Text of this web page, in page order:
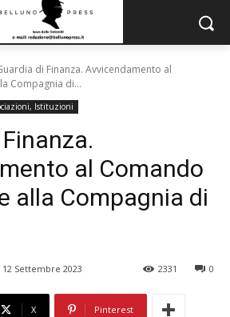
di Finanza. Avvicendamento al
Compagnia di...
Istituzioni
al Comando
alla Compagnia di
12 Settembre 2023 0
2331
X Pinterest